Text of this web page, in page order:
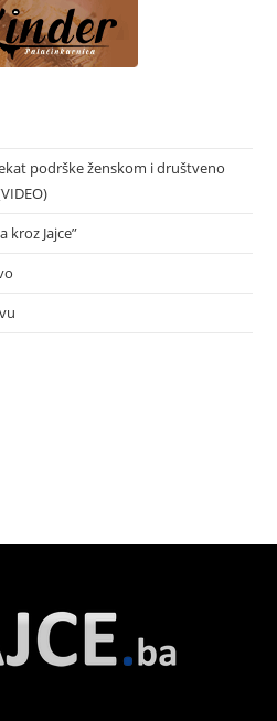
podrške ženskom i društveno
kroz Jajce”